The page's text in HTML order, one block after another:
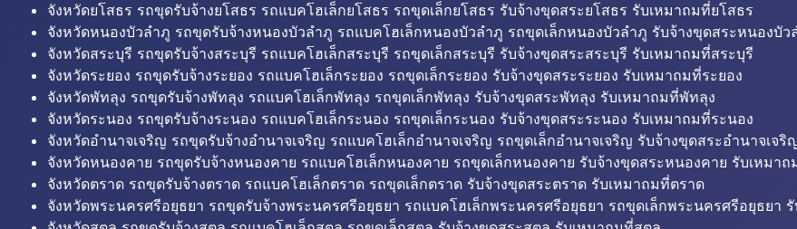
จังหวัดยโสธร รถขุดรับจ้างยโสธร รถแบคโฮเล็กยโสธร รถขุดเล็กยโสธร รับจ้างขุดสระยโสธร รับเหมาถมที่ยโสธร
จังหวัดหนองบัวลำภู รถขุดรับจ้างหนองบัวลำภู รถแบคโฮเล็กหนองบัวลำภู รถขุดเล็กหนองบัวลำภู รับจ้างขุดสระหนองบั
จังหวัดสระบุรี รถขุดรับจ้างสระบุรี รถแบคโฮเล็กสระบุรี รถขุดเล็กสระบุรี รับจ้างขุดสระสระบุรี รับเหมาถมที่สระบุรี
จังหวัดระยอง รถขุดรับจ้างระยอง รถแบคโฮเล็กระยอง รถขุดเล็กระยอง รับจ้างขุดสระระยอง รับเหมาถมที่ระยอง
จังหวัดพัทลุง รถขุดรับจ้างพัทลุง รถแบคโฮเล็กพัทลุง รถขุดเล็กพัทลุง รับจ้างขุดสระพัทลุง รับเหมาถมที่พัทลุง
จังหวัดระนอง รถขุดรับจ้างระนอง รถแบคโฮเล็กระนอง รถขุดเล็กระนอง รับจ้างขุดสระระนอง รับเหมาถมที่ระนอง
จังหวัดอำนาจเจริญ รถขุดรับจ้างอำนาจเจริญ รถแบคโฮเล็กอำนาจเจริญ รถขุดเล็กอำนาจเจริญ รับจ้างขุดสระอำนาจเจ
จังหวัดหนองคาย รถขุดรับจ้างหนองคาย รถแบคโฮเล็กหนองคาย รถขุดเล็กหนองคาย รับจ้างขุดสระหนองคาย รับเหมา
จังหวัดตราด รถขุดรับจ้างตราด รถแบคโฮเล็กตราด รถขุดเล็กตราด รับจ้างขุดสระตราด รับเหมาถมที่ตราด
จังหวัดพระนครศรีอยุธยา รถขุดรับจ้างพระนครศรีอยุธยา รถแบคโฮเล็กพระนครศรีอยุธยา รถขุดเล็กพระนครศรีอยุธยา